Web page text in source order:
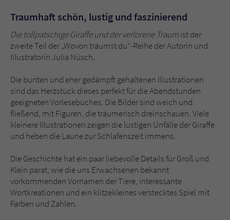
Traumhaft schön, lustig und faszinierend
Die tollpatschige Giraffe und der verlorene Traumist der
zweite Teil der „Wovon träumst du“-Reihe der Autorin und
Illustratorin Julia Nüsch.
Die bunten und eher gedämpft gehaltenen Illustrationen
sind das Herzstück dieses perfekt für die Abendstunden
geeigneten Vorlesebuches. Die Bilder sind weich und
fließend, mit Figuren, die träumerisch dreinschauen. Viele
kleinere Illustrationen zeigen die lustigen Unfälle der Giraffe
und heben die Laune zur Schlafenszeit immens.
Die Geschichte hat ein paar liebevolle Details für Groß und
Klein parat, wie die uns Erwachsenen bekannt
vorkommenden Vornamen der Tiere, interessante
Wortkreationen und ein klitzekleines verstecktes Spiel mit
Farben und Zahlen.